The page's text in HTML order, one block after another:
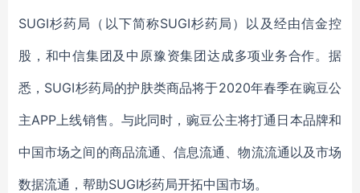
SUGI杉药局（以下简称SUGI杉药局）以及经由信金控
股，和中信集团及中原豫资集团达成多项业务合作。据
悉，SUGI杉药局的护肤类商品将于2020年春季在豌豆公
主APP上线销售。与此同时，豌豆公主将打通日本品牌和
中国市场之间的商品流通、信息流通、物流流通以及市场
数据流通，帮助SUGI杉药局开拓中国市场。